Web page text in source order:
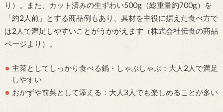
り）。また、カット済みの生ずわい500g（総重量約700g）を
「約2人前」とする商品例もあり、具材を主役に据えた食べ方で
は2人で満足しやすいことがうかがえます（株式会社伝食の商品
ページより）。
主菜としてしっかり食べる鍋・しゃぶしゃぶ：大人2人で満足
しやすい
おかずや前菜として添える：大人3人でも楽しめることが多い